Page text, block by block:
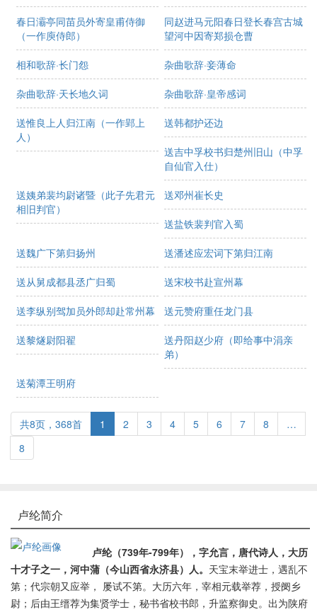
春日灞亭同苗员外寄皇甫侍御
（一作庾侍郎）
同赵进马元阳春日登长春宫古城
望河中因寄郑损仓曹
相和歌辞·长门怨 杂曲歌辞·妾薄命
杂曲歌辞·天长地久词 杂曲歌辞·皇帝感词
送惟良上人归江南（一作郢上
人）
送韩都护还边
送吉中孚校书归楚州旧山（中孚
自仙官入仕）
送姨弟裴均尉诸暨（此子先君元
相旧判官）
送邓州崔长史
送盐铁裴判官入蜀
送魏广下第归扬州 送潘述应宏词下第归江南
送从舅成都县丞广归蜀 送宋校书赴宣州幕
送李纵别驾加员外郎却赴常州幕 送元赞府重任龙门县
送黎燧尉阳翟
送丹阳赵少府（即给事中涓亲
弟）
送菊潭王明府
共8页，368首 1 2 3 4 5 6 7 8
…
8
卢纶简介
卢纶（739年-799年），字允言，唐代诗人， 大历
十才子之一，河中蒲（今山西省永济县）人。 天宝末举进士，遇乱不
第；代宗朝又应举， 屡试不第。大历六年，宰相元载举荐，授阌乡
尉；后由王缙荐为集贤学士，秘书省校书郎，升监察御史。出为陕府